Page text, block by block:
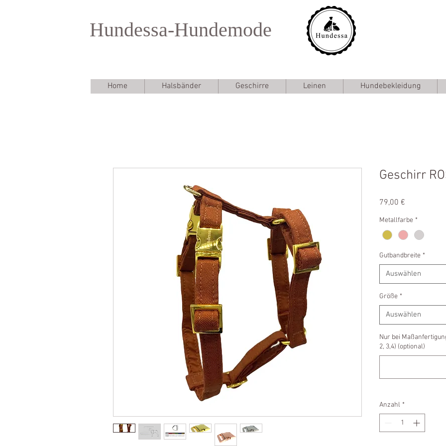
Hundessa-Hundemode
Home Halsbänder Geschirre Leinen Hundebekleidung
Geschirr
79,00 €
Metallfarbe *
Gutbandbreite *
Auswählen
Größe *
Auswählen
Nur bei
2, 3,4) (optional)
Anzahl *